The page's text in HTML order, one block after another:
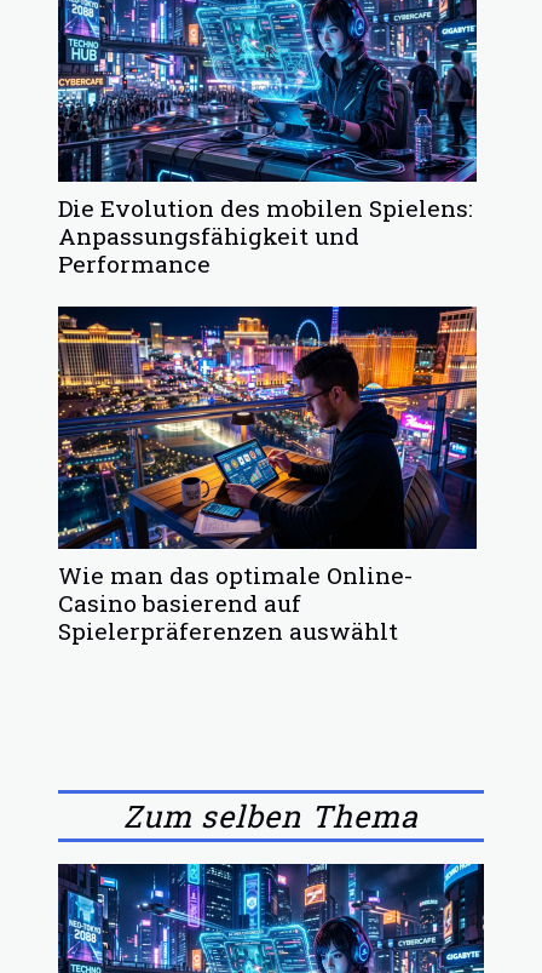
Die Evolution des mobilen Spielens:
Anpassungsfähigkeit und
Performance
Wie man das optimale Online-
Casino basierend auf
Spielerpräferenzen auswählt
Zum selben Thema